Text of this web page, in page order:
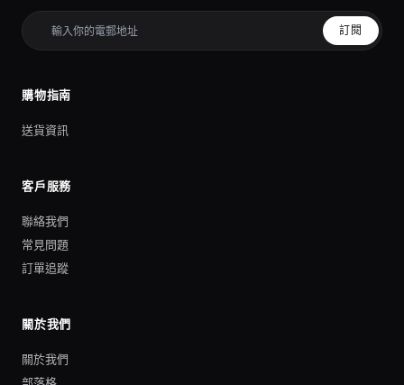
訂閱
購物指南
送貨資訊
客戶服務
聯絡我們
常見問題
訂單追蹤
關於我們
關於我們